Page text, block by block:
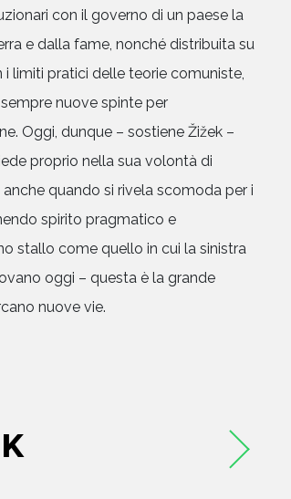
con il governo di un paese la
e dalla fame, nonché distribuita su
limiti pratici delle teorie comuniste,
nuove spinte per
Oggi, dunque – sostiene Žižek –
proprio nella sua volontà di
quando si rivela scomoda per i
spirito pragmatico e
stallo come quello in cui la sinistra
oggi – questa è la grande
nuove vie.